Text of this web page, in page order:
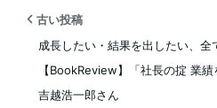
古い投稿
成長したい・結果を出したい、全
【BookReview】「社長の掟 業
吉越浩一郎さん